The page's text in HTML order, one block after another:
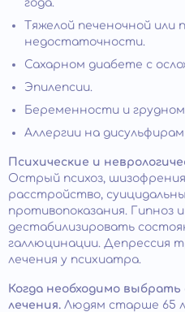
года.
Тяжелой печеночной или
недостаточности.
Сахарном диабете с
Эпилепсии.
Беременности и грудном
Аллергии на
Психические и
Острый психоз,
расстройство,
противопоказания. Гипноз
дестабилизировать
галлюцинации. Депрессия
лечения у психиатра.
Когда необходимо
лечения. Людям старше 65